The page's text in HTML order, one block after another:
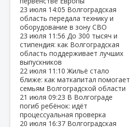
23 июля 14:05 Волгоградская
область передала технику и
оборудование в зону СВО
23 июля 11:56 До 300 тысяч и
стипендия: как Волгоградская
область поддерживает лучших
выпускников
22 июля 11:10Жильё стало
ближе: как маткапитал помогает
семьям Волгоградской области
21 июля 09:23 В Волгограде
погиб ребёнок: идёт
процессуальная проверка
20 июля 16:37 Волгоградская